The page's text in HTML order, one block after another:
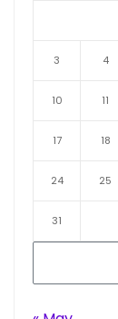
3 4
10 11
17 18
24 25
31